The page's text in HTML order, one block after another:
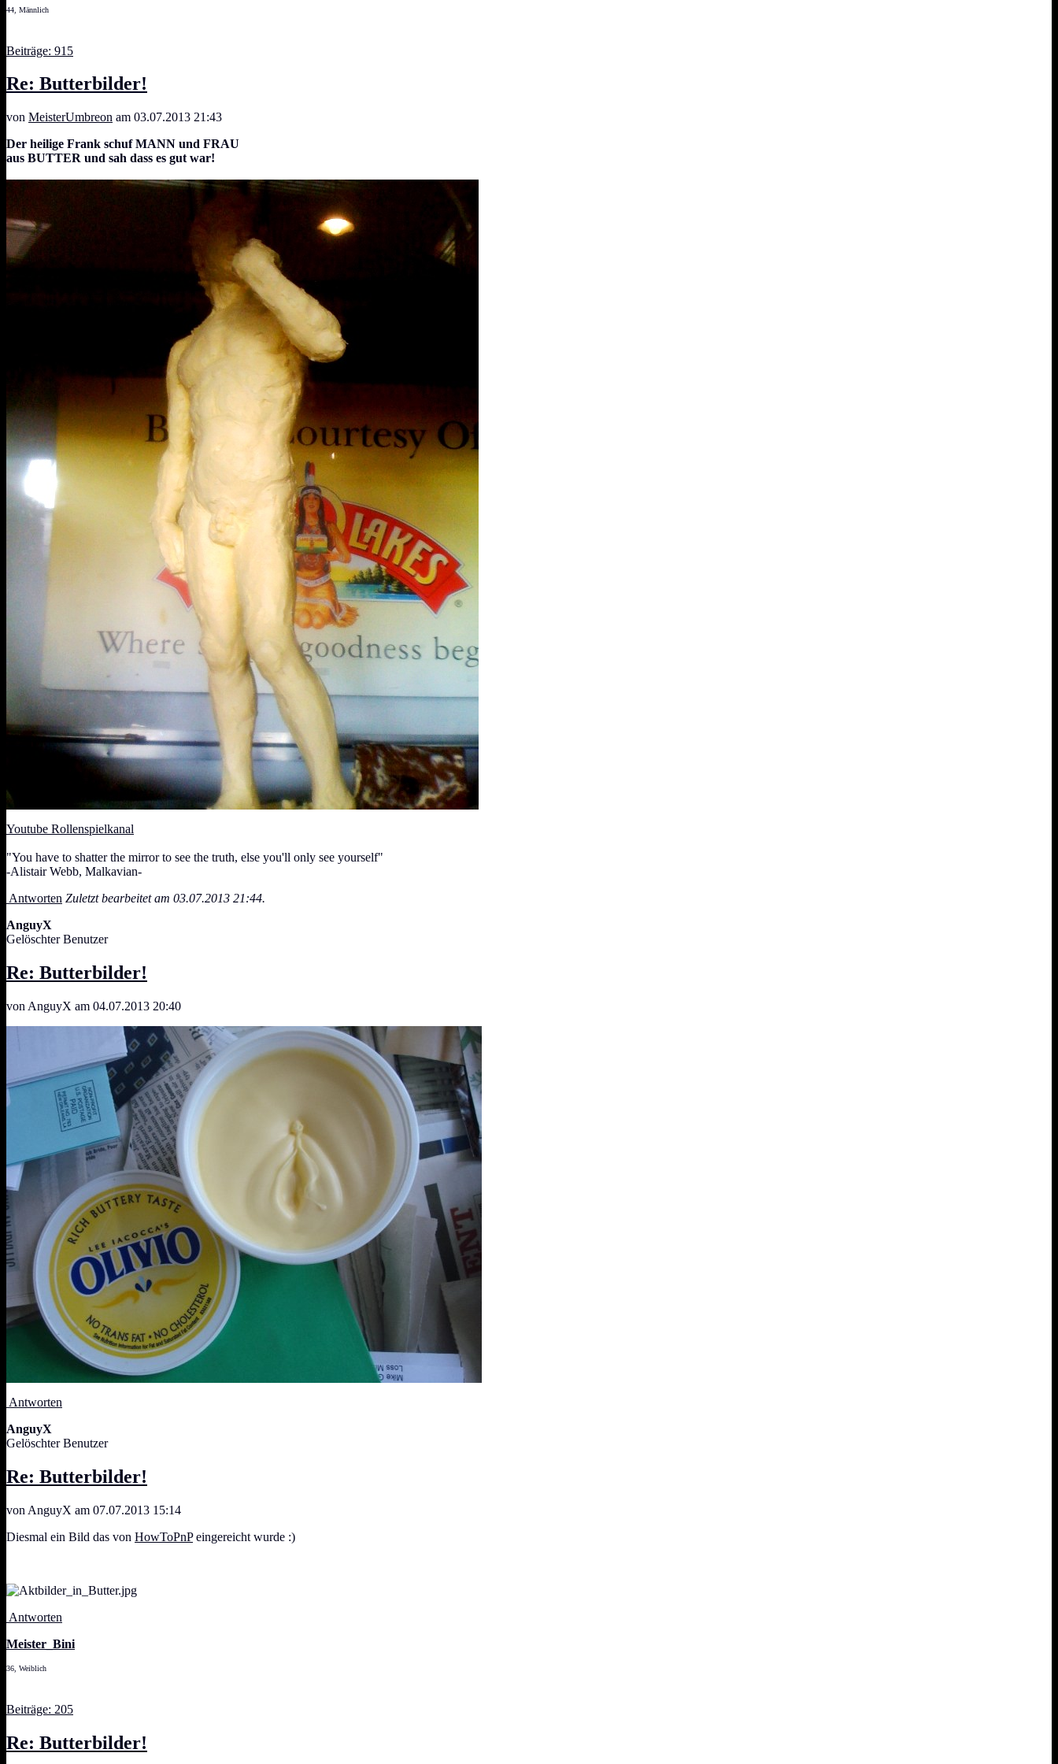
44, Männlich
Beiträge: 915
Re: Butterbilder!
von MeisterUmbreon am 03.07.2013 21:43
Der heilige Frank schuf MANN und FRAU
aus BUTTER und sah dass es gut war!
Youtube Rollenspielkanal
"You have to shatter the mirror to see the truth, else you'll only see yourself"
-Alistair Webb, Malkavian-
Antworten Zuletzt bearbeitet am 03.07.2013 21:44.
AnguyX
Gelöschter Benutzer
Re: Butterbilder!
von AnguyX am 04.07.2013 20:40
Antworten
AnguyX
Gelöschter Benutzer
Re: Butterbilder!
von AnguyX am 07.07.2013 15:14
Diesmal ein Bild das von HowToPnPeingereicht wurde :)
Antworten
Meister_Bini
36, Weiblich
Beiträge: 205
Re: Butterbilder!